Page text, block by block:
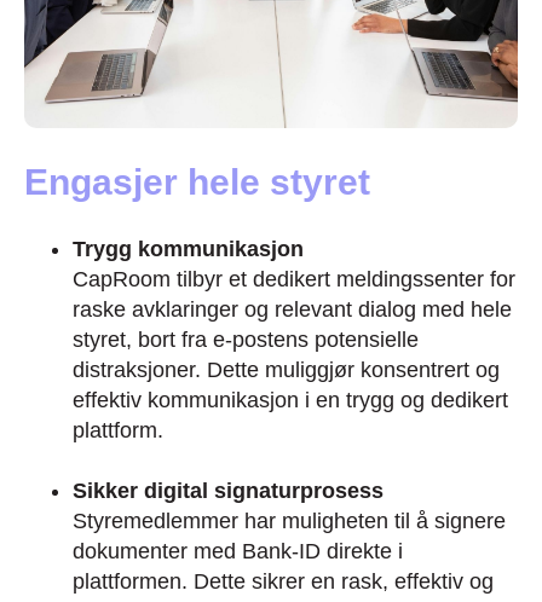
Engasjer hele styret
Trygg kommunikasjon
CapRoom tilbyr et dedikert meldingssenter for
raske avklaringer og relevant dialog med hele
styret, bort fra e-postens potensielle
distraksjoner. Dette muliggjør konsentrert og
effektiv kommunikasjon i en trygg og dedikert
plattform.
Sikker digital signaturprosess
Styremedlemmer har muligheten til å signere
dokumenter med Bank-ID direkte i
plattformen. Dette sikrer en rask, effektiv og